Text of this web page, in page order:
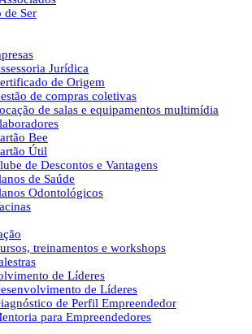
de Ser
Jurídica
de Origem
de compras coletivas
de salas e equipamentos multimídia
Bee
Útil
de Descontos e Vantagens
de Saúde
Odontológicos
treinamentos e workshops
de Líderes
de Líderes
de Perfil Empreendedor
para Empreendedores